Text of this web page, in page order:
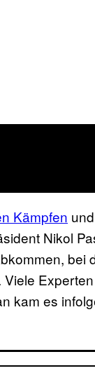
Kämpfen
Nikol
Viele
kam es